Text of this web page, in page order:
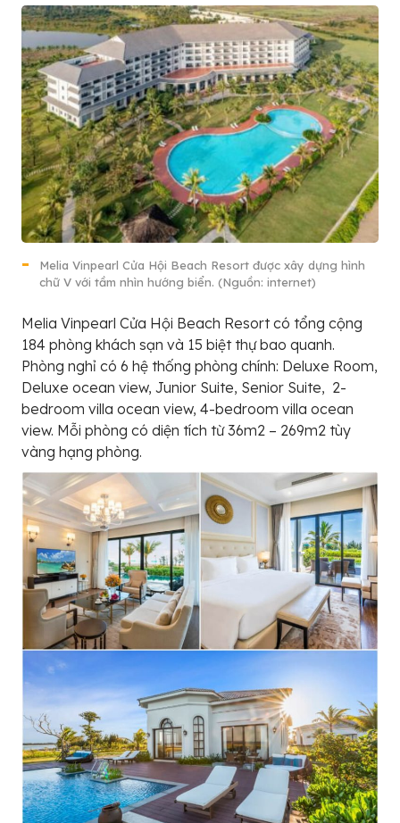
Melia Vinpearl Cửa Hội Beach Resort được xây dựng hình
chữ V với tầm nhìn hướng biển. (Nguồn: internet)
Melia Vinpearl Cửa Hội Beach Resort có tổng cộng
184 phòng khách sạn và 15 biệt thự bao quanh.
Phòng nghỉ có 6 hệ thống phòng chính: Deluxe Room,
Deluxe ocean view, Junior Suite, Senior Suite, 2-
bedroom villa ocean view, 4-bedroom villa ocean
view. Mỗi phòng có diện tích từ 36m2 – 269m2 tùy
vàng hạng phòng.